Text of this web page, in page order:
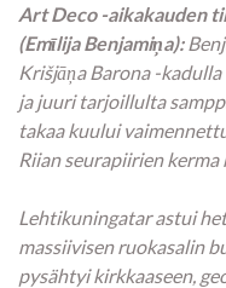
Art Deco -aikakauden
(Emīlija Benjamiņa):
Krišjāņa Barona -
ja juuri tarjoillulta
takaa kuului
Riian seurapiirien
Lehtikuningatar astui
massiivisen ruokasalin
pysähtyi kirkkaaseen,